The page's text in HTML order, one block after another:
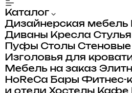
Каталог
Дизайнерская мебель
Диваны Кресла Стулья
Пуфы Столы
Изголовья для
Мебель на заказ
HoReCa Бары Фитнес-